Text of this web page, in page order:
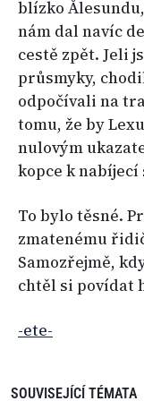
blízko
nám dal navíc
cestě zpět. Jeli
průsmyky,
odpočívali na
tomu, že by
nulovým
kopce k
To bylo těsné.
zmatenému
Samozřejmě,
chtěl si povídat
-ete-
SOUVISEJÍCÍ TÉMATA